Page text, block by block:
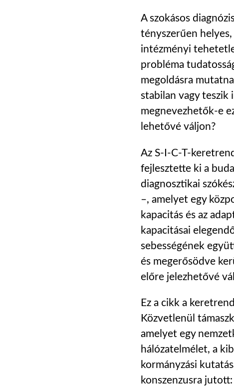
A szokásos
tényszerűen
intézményi
probléma
megoldásra
stabilan vagy teszik
megnevezhetők-e
lehetővé váljon?
Az S-I-C-T-
fejlesztette ki a
diagnosztikai
–, amelyet egy
kapacitás és az
kapacitásai
sebességének
és megerősödve
előre jelezhetővé
Ez a cikk a
Közvetlenül
amelyet egy
hálózatelmélet, a
kormányzási
konszenzusra